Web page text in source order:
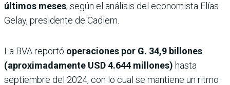
últimos meses, según el análisis del economista Elías
Gelay, presidente de Cadiem.
La BVA reportó operaciones por G. 34,9 billones
(aproximadamente USD 4.644 millones) hasta
septiembre del 2024, con lo cual se mantiene un ritmo